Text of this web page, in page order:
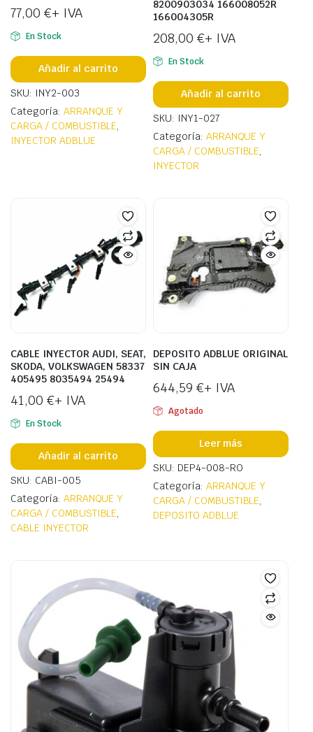
77,00 €+ IVA
En Stock
Añadir al carrito
SKU: INY2-003
Categoría: ARRANQUE Y
CARGA / COMBUSTIBLE,
INYECTOR ADBLUE
8200903034 166008052R
166004305R
208,00 €+ IVA
En Stock
Añadir al carrito
SKU: INY1-027
Categoría: ARRANQUE Y
CARGA / COMBUSTIBLE,
INYECTOR
CABLE INYECTOR AUDI, SEAT,
SKODA, VOLKSWAGEN 58337
405495 8035494 25494
41,00 €+ IVA
En Stock
Añadir al carrito
SKU: CABI-005
Categoría: ARRANQUE Y
CARGA / COMBUSTIBLE,
CABLE INYECTOR
DEPOSITO ADBLUE ORIGINAL
SIN CAJA
644,59 €+ IVA
Agotado
Leer más
SKU: DEP4-008-RO
Categoría: ARRANQUE Y
CARGA / COMBUSTIBLE,
DEPOSITO ADBLUE